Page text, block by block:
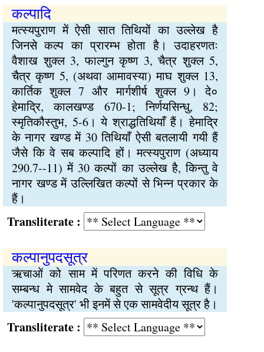
कल्पादि
मत्स्यपुराण में ऐसी सात तिथियों का उल्लेख है
जिनसे कल्प का प्रारम्भ होता है। उदाहरणतः
वैशाख शुक्ल 3, फाल्गुन कृष्ण 3, चैत्र शुक्ल 5,
चैत्र कृष्ण 5, (अथवा आमावस्या) माघ शुक्ल 13,
कार्तिक शुक्ल 7 और मार्गशीर्ष शुक्ल 9। दे०
हेमाद्रि, कालखण्ड 670-1; निर्णयसिन्धु, 82;
स्मृतिकौस्तुभ, 5-6। ये श्राद्धतिथियाँ हैं। हेमाद्रि
के नागर खण्ड में 30 तिथियाँ ऐसी बतलायी गयी हैं
जैसे कि वे सब कल्पादि हों। मत्स्यपुराण (अध्याय
290.7--11) में 30 कल्पों का उल्लेख है, किन्तु वे
नागर खण्ड में उल्लिखित कल्पों से भिन्न प्रकार के
हैं।
:
कल्पानुपदसूत्र
ऋचाओं को साम में परिणत करने की विधि के
सम्बन्ध मे सामवेद के बहुत से सूत्र ग्रन्थ हैं।
'कल्पानुपदसूत्र' भी इनमें से एक सामवेदीय सूत्र है।
: